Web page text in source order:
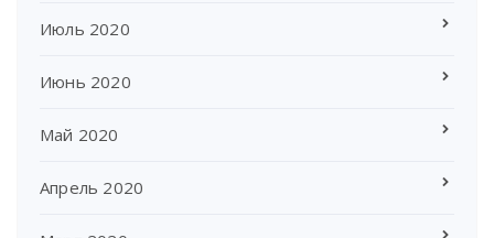
Июль 2020
Июнь 2020
Май 2020
Апрель 2020